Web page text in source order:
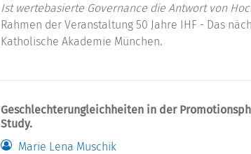
Ist wertebasierte Governance die Antwort von
Rahmen der Veranstaltung 50 Jahre IHF - Das
Katholische Akademie München.
Geschlechterungleichheiten in der
Study.
Marie Lena Muschik